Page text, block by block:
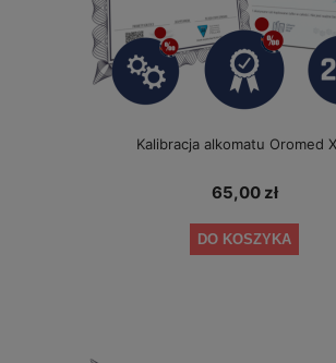
Kalibracja alkomatu Oromed
65,00 zł
DO KOSZYKA